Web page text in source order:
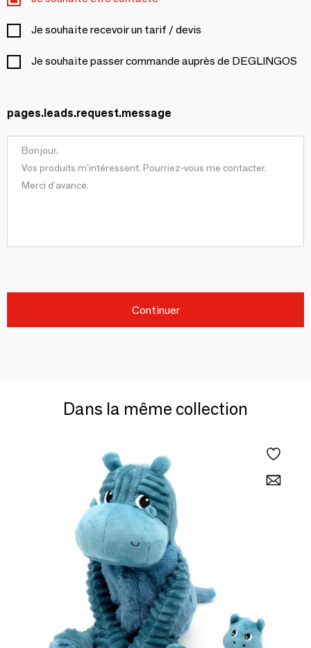
Je souhaite recevoir un tarif / devis
Je souhaite passer commande auprès de DEGLINGOS
pages.leads.request.message
Continuer
Dans la même collection